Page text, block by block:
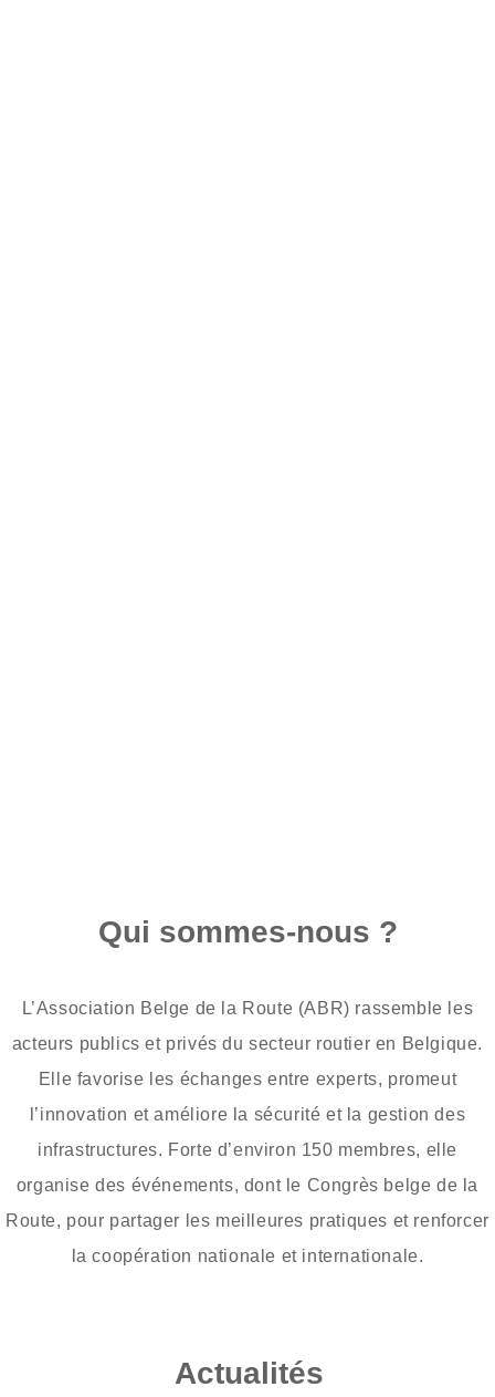
Qui sommes-nous ?
L’Association Belge de la Route (ABR) rassemble les
acteurs publics et privés du secteur routier en Belgique.
Elle favorise les échanges entre experts, promeut
l’innovation et améliore la sécurité et la gestion des
infrastructures. Forte d’environ 150 membres, elle
organise des événements, dont le Congrès belge de la
Route, pour partager les meilleures pratiques et renforcer
la coopération nationale et internationale.
Actualités